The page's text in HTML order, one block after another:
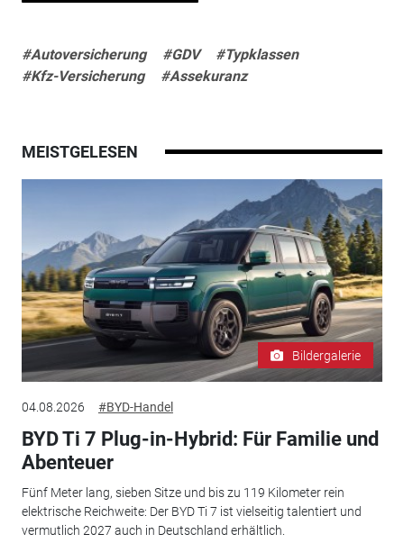
#Autoversicherung #GDV
#Typklassen
#Kfz-Versicherung
#Assekuranz
MEISTGELESEN
Bildergalerie
04.08.2026 #BYD-Handel
BYD Ti 7 Plug-in-Hybrid: Für Familie und
Abenteuer
Fünf Meter lang, sieben Sitze und bis zu 119 Kilometer rein
elektrische Reichweite: Der BYD Ti 7 ist vielseitig talentiert und
vermutlich 2027 auch in Deutschland erhältlich.